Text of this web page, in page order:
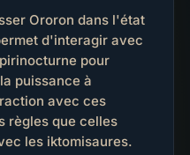
Ororon dans l'état
d'interagir avec
pour
puissance à
avec ces
règles que celles
les iktomisaures.